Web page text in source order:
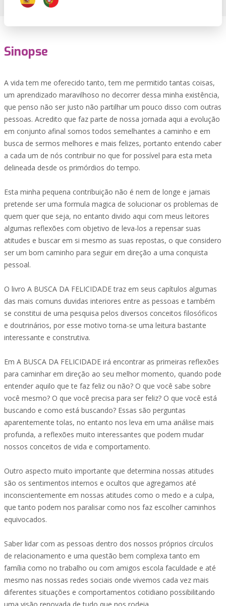
Sinopse
A vida tem me oferecido tanto, tem me permitido tantas coisas,
um aprendizado maravilhoso no decorrer dessa minha existência,
que penso não ser justo não partilhar um pouco disso com outras
pessoas. Acredito que faz parte de nossa jornada aqui a evolução
em conjunto afinal somos todos semelhantes a caminho e em
busca de sermos melhores e mais felizes, portanto entendo caber
a cada um de nós contribuir no que for possível para esta meta
delineada desde os primórdios do tempo.
Esta minha pequena contribuição não é nem de longe e jamais
pretende ser uma formula magica de solucionar os problemas de
quem quer que seja, no entanto divido aqui com meus leitores
algumas reflexões com objetivo de leva-los a repensar suas
atitudes e buscar em si mesmo as suas repostas, o que considero
ser um bom caminho para seguir em direção a uma conquista
pessoal.
O livro A BUSCA DA FELICIDADE traz em seus capítulos algumas
das mais comuns duvidas interiores entre as pessoas e também
se constitui de uma pesquisa pelos diversos conceitos filosóficos
e doutrinários, por esse motivo torna-se uma leitura bastante
interessante e construtiva.
Em A BUSCA DA FELICIDADE irá encontrar as primeiras reflexões
para caminhar em direção ao seu melhor momento, quando pode
entender aquilo que te faz feliz ou não? O que você sabe sobre
você mesmo? O que você precisa para ser feliz? O que você está
buscando e como está buscando? Essas são perguntas
aparentemente tolas, no entanto nos leva em uma análise mais
profunda, a reflexões muito interessantes que podem mudar
nossos conceitos de vida e comportamento.
Outro aspecto muito importante que determina nossas atitudes
são os sentimentos internos e ocultos que agregamos até
inconscientemente em nossas atitudes como o medo e a culpa,
que tanto podem nos paralisar como nos faz escolher caminhos
equivocados.
Saber lidar com as pessoas dentro dos nossos próprios círculos
de relacionamento e uma questão bem complexa tanto em
família como no trabalho ou com amigos escola faculdade e até
mesmo nas nossas redes sociais onde vivemos cada vez mais
diferentes situações e comportamentos cotidiano possibilitando